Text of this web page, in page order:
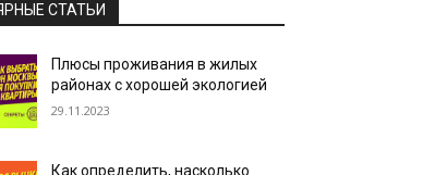
СТАТЬИ
Плюсы проживания в жилых
районах с хорошей экологией
29.11.2023
Как определить, насколько